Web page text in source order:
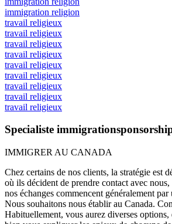
immigration religion
travail religieux
travail religieux
travail religieux
travail religieux
travail religieux
travail religieux
travail religieux
travail religieux
travail religieux
Specialiste
IMMIGRER AU CANADA
Chez certains de nos clients, la stratégie est
où ils décident de prendre contact avec
nos échanges commencent généralement
Nous souhaitons nous établir au Canada.
Habituellement, vous aurez diverses options,